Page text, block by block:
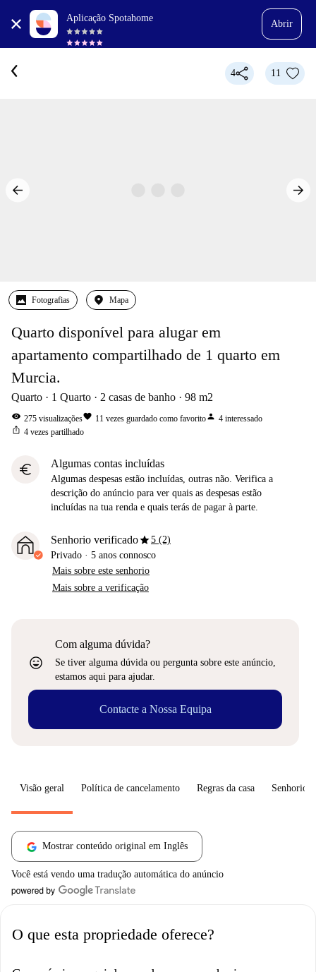
Aplicação Spotahome
Abrir
4 11
Fotografias Mapa
Quarto disponível para alugar em
apartamento compartilhado de 1 quarto em
Murcia.
Quarto 1 Quarto 2 casas de banho 98 m2
visibility 275 visualizaçõesfavorite 11 vezes guardado como favoritoperson 4 interessado
ios_share 4 vezes partilhado
euro Algumas contas incluídas
Algumas despesas estão incluídas, outras não. Verifica a
descrição do anúncio para ver quais as despesas estão
incluídas na tua renda e quais terás de pagar à parte.
Senhorio verificadostar5 (2)
Privado · 5 anos connosco
Mais sobre este senhorio
Mais sobre a verificação
sentiment_very_satisfied
Com alguma dúvida?
Se tiver alguma dúvida ou pergunta sobre este anúncio,
estamos aqui para ajudar.
Contacte a Nossa Equipa
Visão geral Política de cancelamento Regras da casa Senhorio
Mostrar conteúdo original em Inglês
Você está vendo uma tradução automática do anúncio
O que esta propriedade oferece?